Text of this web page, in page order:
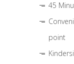
45
point